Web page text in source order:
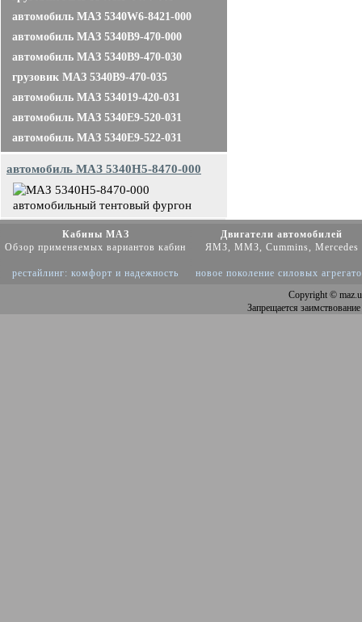
автомобиль МАЗ 5340W6-8421-000
автомобиль МАЗ 5340B9-470-000
автомобиль МАЗ 5340B9-470-030
грузовик МАЗ 5340B9-470-035
автомобиль МАЗ 534019-420-031
автомобиль МАЗ 5340E9-520-031
автомобиль МАЗ 5340E9-522-031
автомобиль МАЗ 5340H5-8470-000
Кабины МАЗ
Обзор применяемых вариантов кабин
рестайлинг: комфорт и надежность
Двигатели автомобилей
ЯМЗ, ММЗ, Cummins, Mercedes
новое поколение силовых
Copyright©
Запрещается